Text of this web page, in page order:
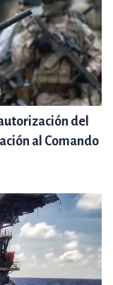
del
al Comando